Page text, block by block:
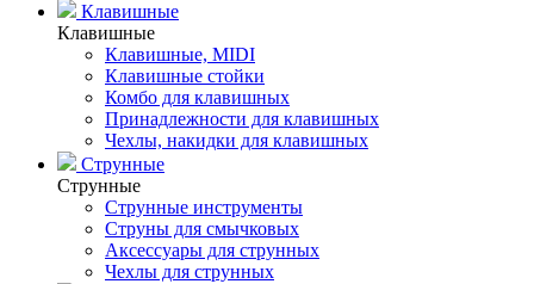
Клавишные
Клавишные
Клавишные, MIDI
Клавишные стойки
Комбо для клавишных
Принадлежности для клавишных
Чехлы, накидки для клавишных
Струнные
Струнные
Струнные инструменты
Струны для смычковых
Аксессуары для струнных
Чехлы для струнных